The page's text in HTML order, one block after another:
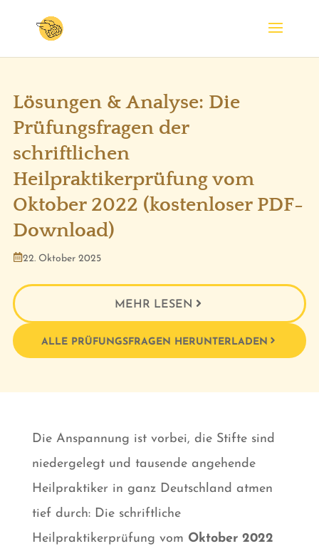
Lösungen & Analyse: Die
Prüfungsfragen der
schriftlichen
Heilpraktikerprüfung vom
Oktober 2022 (kostenloser PDF-
Download)
22. Oktober 2025
MEHR LESEN
ALLE PRÜFUNGSFRAGEN HERUNTERLADEN
Die Anspannung ist vorbei, die Stifte sind
niedergelegt und tausende angehende
Heilpraktiker in ganz Deutschland atmen
tief durch: Die schriftliche
Heilpraktikerprüfung vom Oktober 2022